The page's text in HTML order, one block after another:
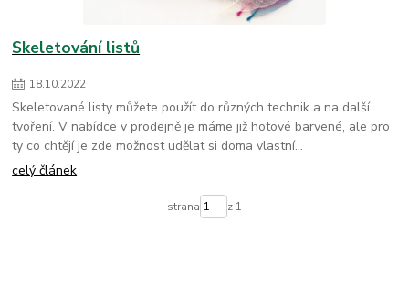
Skeletování listů
18.10.2022
Skeletované listy můžete použít do různých technik a na další
tvoření. V nabídce v prodejně je máme již hotové barvené, ale pro
ty co chtějí je zde možnost udělat si doma vlastní...
celý článek
strana z 1